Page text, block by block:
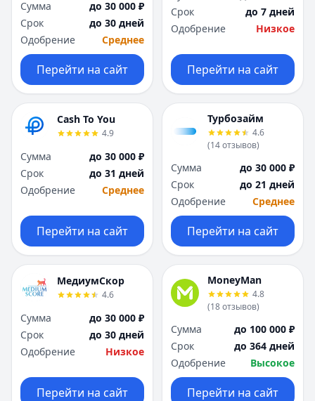
Санкт-Петербург
Саратов
Сочи
Сургут
Т
Тольятти
Томск
Тюмень
Ульяновск
Уфа
Х
Хабаровск
Ч
Чебоксары
Челябинск
Ярославль
Вся Россия
Санкт-Петербург
Саратов
Сочи
Сургут
Т
Тольятти
Томск
Тюмень
Ульяновск
Уфа
Х
Хабаровск
Ч
Чебоксары
Челябинск
Ярославль
Вся Россия
Сумма
до 30 000 ₽
Срок
до 30 дней
Одобрение
Среднее
Перейти на сайт
Срок
до 7 дней
Одобрение
Низкое
Перейти на сайт
Cash To You
4.9
Сумма
до 30 000 ₽
Срок
до 31 дней
Одобрение
Среднее
Перейти на сайт
Турбозайм
4.6
(14отзывов)
Сумма
до 30 000 ₽
Срок
до 21 дней
Одобрение
Среднее
Перейти на сайт
МедиумСкор
4.6
Сумма
до 30 000 ₽
Срок
до 30 дней
Одобрение
Низкое
Перейти на сайт
MoneyMan
4.8
(18отзывов)
Сумма
до 100 000 ₽
Срок
до 364 дней
Одобрение
Высокое
Перейти на сайт